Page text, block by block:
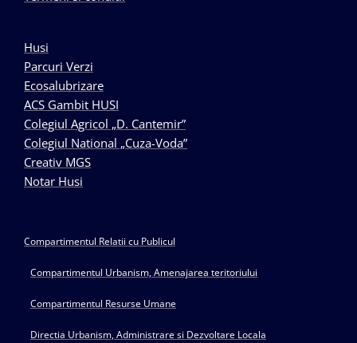
Husi
Parcuri Verzi
Ecosalubrizare
ACS Gambit HUSI
Colegiul Agricol „D. Cantemir”
Colegiul National „Cuza-Voda”
Creativ MGS
Notar Husi
Compartimentul Relatii cu Publicul
Compartimentul Urbanism, Amenajarea teritoriului
Compartimentul Resurse Umane
Directia Urbanism, Administrare si Dezvoltare Locala